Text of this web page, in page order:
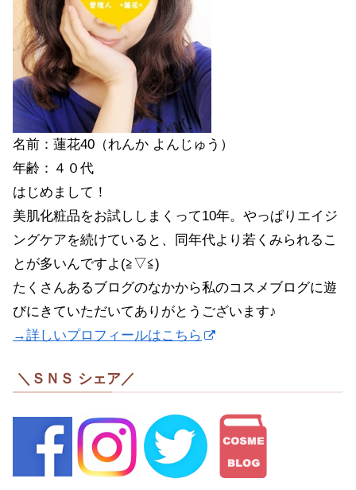
名前：蓮花40（れんか よんじゅう）
年齢：４０代
はじめまして！
美肌化粧品をお試ししまくって10年。やっぱりエイジ
ングケアを続けていると、同年代より若くみられるこ
とが多いんですよ(≧▽≦)
たくさんあるブログのなかから私のコスメブログに遊
びにきていただいてありがとうございます♪
→詳しいプロフィールはこちら
＼ＳＮＳ シェア／